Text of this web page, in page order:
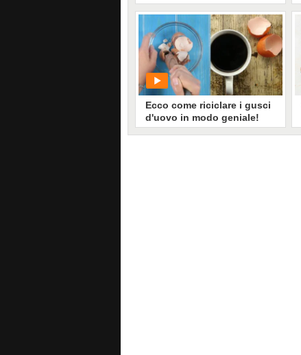
PLAY
948 • diCose di Casa
Ecco come riciclare i gusci
d'uovo in modo geniale!